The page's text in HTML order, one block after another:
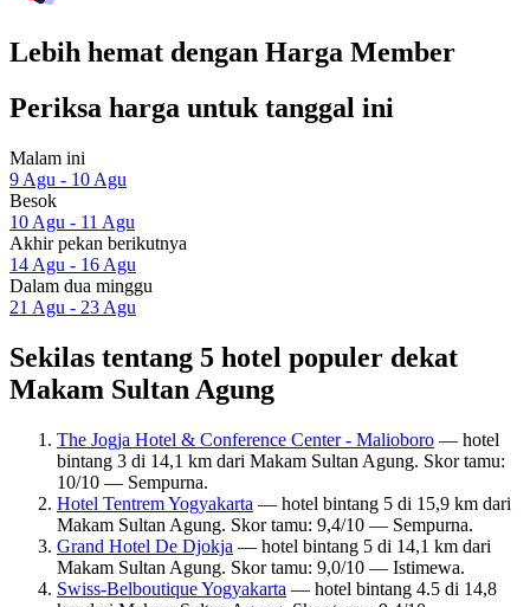
Lebih hemat dengan Harga Member
Periksa harga untuk tanggal ini
Malam ini
9 Agu - 10 Agu
Besok
10 Agu - 11 Agu
Akhir pekan berikutnya
14 Agu - 16 Agu
Dalam dua minggu
21 Agu - 23 Agu
Sekilas tentang 5 hotel populer dekat
Makam Sultan Agung
The Jogja Hotel & Conference Center - Malioboro — hotel
bintang 3 di 14,1 km dari Makam Sultan Agung. Skor tamu:
10/10 — Sempurna.
Hotel Tentrem Yogyakarta — hotel bintang 5 di 15,9 km dari
Makam Sultan Agung. Skor tamu: 9,4/10 — Sempurna.
Grand Hotel De Djokja — hotel bintang 5 di 14,1 km dari
Makam Sultan Agung. Skor tamu: 9,0/10 — Istimewa.
Swiss-Belboutique Yogyakarta — hotel bintang 4.5 di 14,8